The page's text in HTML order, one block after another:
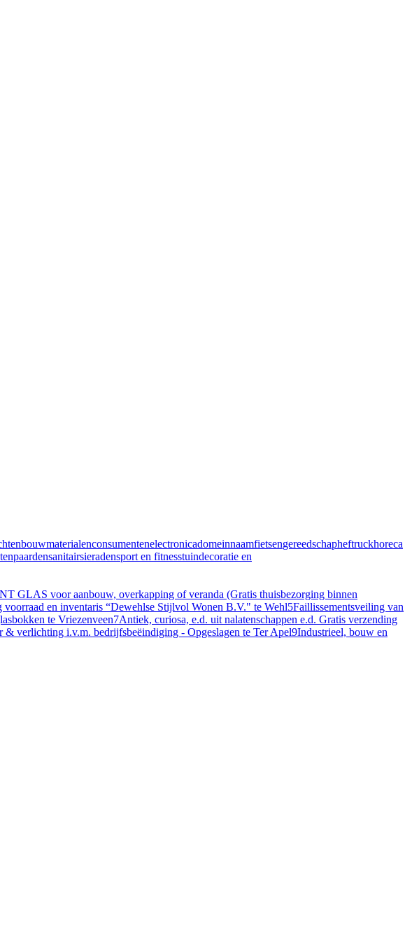
bouwmaterialenconsumentenelectronicadomeinnaamfietsengereedschapheftruckhoreca
paardensanitairsieradensport en fitnesstuindecoratie en
GLAS voor aanbouw, overkapping of veranda (Gratis thuisbezorging binnen
voorraad en inventaris “Dewehlse Stijlvol Wonen B.V." te Wehl5Faillissementsveiling van
te Vriezenveen7Antiek, curiosa, e.d. uit nalatenschappen e.d. Gratis verzending
verlichting i.v.m. bedrijfsbeëindiging - Opgeslagen te Ter Apel9Industrieel, bouw en